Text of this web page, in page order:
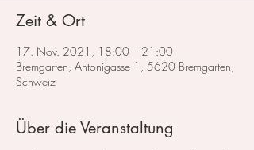
Zeit & Ort
17. Nov. 2021, 18:00 – 21:00
Bremgarten, Antonigasse 1, 5620 Bremgarten,
Schweiz
Über die Veranstaltung